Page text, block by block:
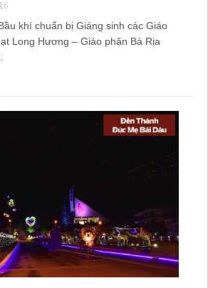
khí chuẩn bị Giáng sinh các Giáo
Long Hương – Giáo phận Bà Rịa